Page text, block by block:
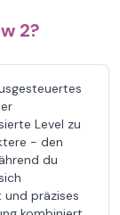
2?
Level zu
- den
du
präzises